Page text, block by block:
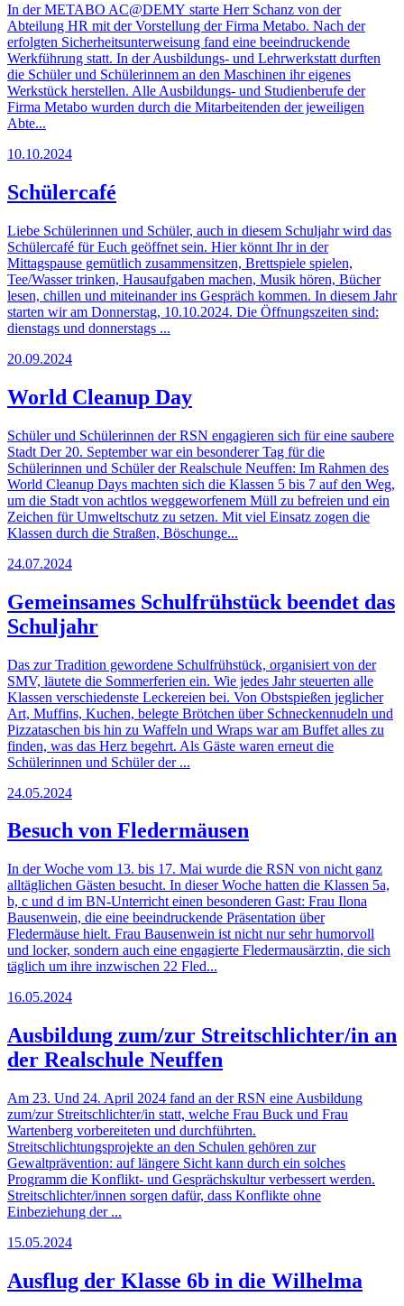
In der METABO AC@DEMY starte Herr Schanz von der
Abteilung HR mit der Vorstellung der Firma Metabo. Nach der
erfolgten Sicherheitsunterweisung fand eine beeindruckende
Werkführung statt. In der Ausbildungs- und Lehrwerkstatt durften
die Schüler und Schülerinnem an den Maschinen ihr eigenes
Werkstück herstellen. Alle Ausbildungs- und Studienberufe der
Firma Metabo wurden durch die Mitarbeitenden der jeweiligen
Abte...
10.10.2024
Schülercafé
Liebe Schülerinnen und Schüler, auch in diesem Schuljahr wird das
Schülercafé für Euch geöffnet sein. Hier könnt Ihr in der
Mittagspause gemütlich zusammensitzen, Brettspiele spielen,
Tee/Wasser trinken, Hausaufgaben machen, Musik hören, Bücher
lesen, chillen und miteinander ins Gespräch kommen. In diesem Jahr
starten wir am Donnerstag, 10.10.2024. Die Öffnungszeiten sind:
dienstags und donnerstags ...
20.09.2024
World Cleanup Day
Schüler und Schülerinnen der RSN engagieren sich für eine saubere
Stadt Der 20. September war ein besonderer Tag für die
Schülerinnen und Schüler der Realschule Neuffen: Im Rahmen des
World Cleanup Days machten sich die Klassen 5 bis 7 auf den Weg,
um die Stadt von achtlos weggeworfenem Müll zu befreien und ein
Zeichen für Umweltschutz zu setzen. Mit viel Einsatz zogen die
Klassen durch die Straßen, Böschunge...
24.07.2024
Gemeinsames Schulfrühstück beendet das
Schuljahr
Das zur Tradition gewordene Schulfrühstück, organisiert von der
SMV, läutete die Sommerferien ein. Wie jedes Jahr steuerten alle
Klassen verschiedenste Leckereien bei. Von Obstspießen jeglicher
Art, Muffins, Kuchen, belegte Brötchen über Schneckennudeln und
Pizzataschen bis hin zu Waffeln und Wraps war am Buffet alles zu
finden, was das Herz begehrt. Als Gäste waren erneut die
Schülerinnen und Schüler der ...
24.05.2024
Besuch von Fledermäusen
In der Woche vom 13. bis 17. Mai wurde die RSN von nicht ganz
alltäglichen Gästen besucht. In dieser Woche hatten die Klassen 5a,
b, c und d im BN-Unterricht einen besonderen Gast: Frau Ilona
Bausenwein, die eine beeindruckende Präsentation über
Fledermäuse hielt. Frau Bausenwein ist nicht nur sehr humorvoll
und locker, sondern auch eine engagierte Fledermausärztin, die sich
täglich um ihre inzwischen 22 Fled...
16.05.2024
Ausbildung zum/zur Streitschlichter/in an
der Realschule Neuffen
Am 23. Und 24. April 2024 fand an der RSN eine Ausbildung
zum/zur Streitschlichter/in statt, welche Frau Buck und Frau
Wartenberg vorbereiteten und durchführten.
Streitschlichtungsprojekte an den Schulen gehören zur
Gewaltprävention: auf längere Sicht kann durch ein solches
Programm die Konflikt- und Gesprächskultur verbessert werden.
Streitschlichter/innen sorgen dafür, dass Konflikte ohne
Einbeziehung der ...
15.05.2024
Ausflug der Klasse 6b in die Wilhelma